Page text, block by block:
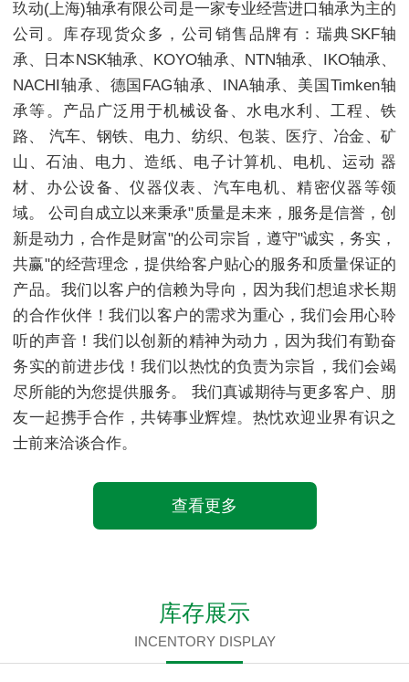
玖动(上海)轴承有限公司是一家专业经营进口轴承为主的
公司。库存现货众多，公司销售品牌有：瑞典SKF轴
承、日本NSK轴承、KOYO轴承、NTN轴承、IKO轴承、
NACHI轴承、德国FAG轴承、INA轴承、美国Timken轴
承等。产品广泛用于机械设备、水电水利、工程、铁
路、 汽车、钢铁、电力、纺织、包装、医疗、冶金、矿
山、石油、电力、造纸、电子计算机、电机、运动 器
材、办公设备、仪器仪表、汽车电机、精密仪器等领
域。 公司自成立以来秉承"质量是未来，服务是信誉，创
新是动力，合作是财富"的公司宗旨，遵守"诚实，务实，
共赢"的经营理念，提供给客户贴心的服务和质量保证的
产品。我们以客户的信赖为导向，因为我们想追求长期
的合作伙伴！我们以客户的需求为重心，我们会用心聆
听的声音！我们以创新的精神为动力，因为我们有勤奋
务实的前进步伐！我们以热忱的负责为宗旨，我们会竭
尽所能的为您提供服务。 我们真诚期待与更多客户、朋
友一起携手合作，共铸事业辉煌。热忱欢迎业界有识之
士前来洽谈合作。
查看更多
库存展示
INCENTORY DISPLAY